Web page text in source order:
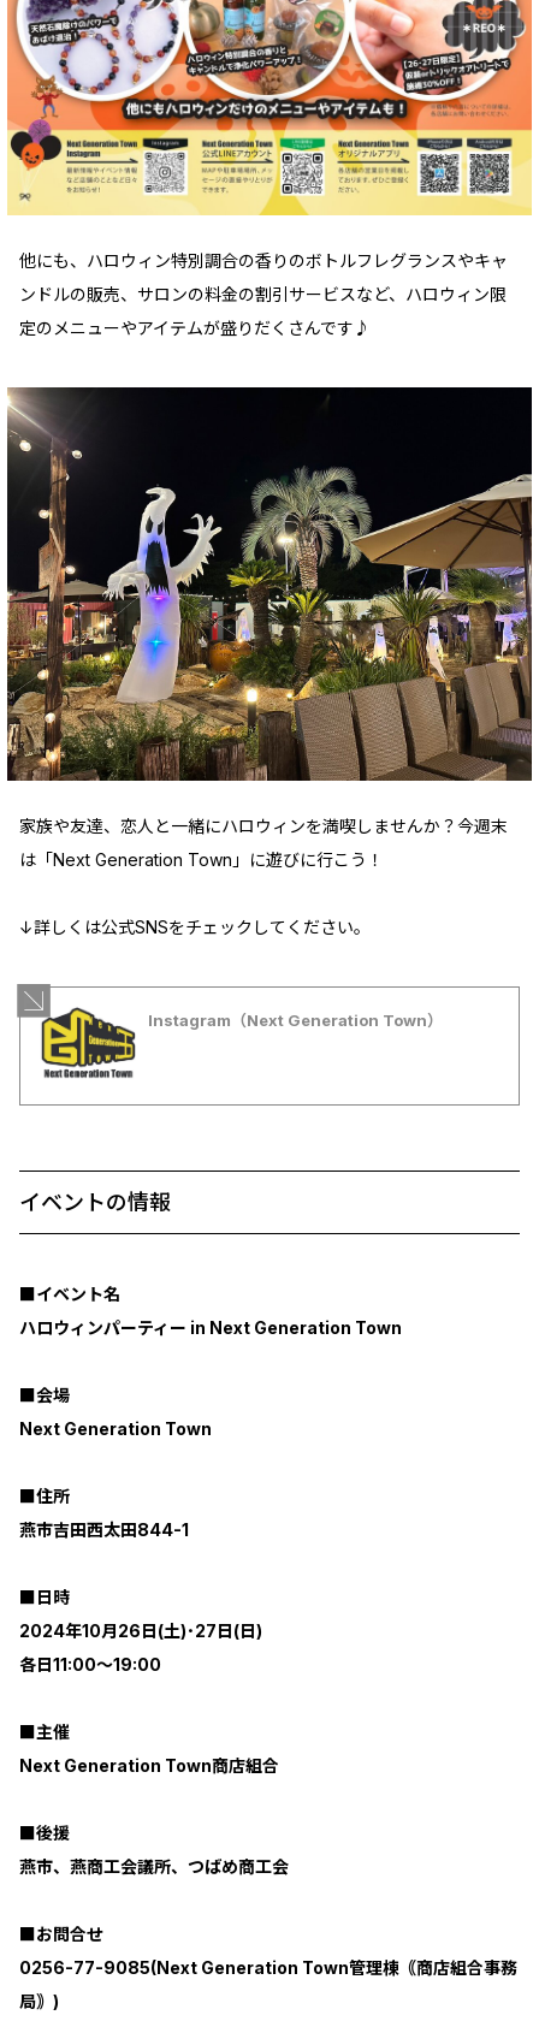
他にも、ハロウィン特別調合の香りのボトルフレグランスやキャ
ンドルの販売、サロンの料金の割引サービスなど、ハロウィン限
定のメニューやアイテムが盛りだくさんです♪
家族や友達、恋人と一緒にハロウィンを満喫しませんか？今週末
は「Next Generation Town」に遊びに行こう！
↓詳しくは公式SNSをチェックしてください。
Instagram（Next Generation Town）
イベントの情報
■イベント名
ハロウィンパーティー in Next Generation Town
■会場
Next Generation Town
■住所
燕市吉田西太田844-1
■日時
2024年10月26日(土)･27日(日)
各日11:00～19:00
■主催
Next Generation Town商店組合
■後援
燕市、燕商工会議所、つばめ商工会
■お問合せ
0256-77-9085(Next Generation Town管理棟｟商店組合事務
局｠)